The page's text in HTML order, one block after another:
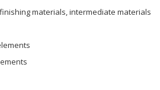
materials, intermediate materials